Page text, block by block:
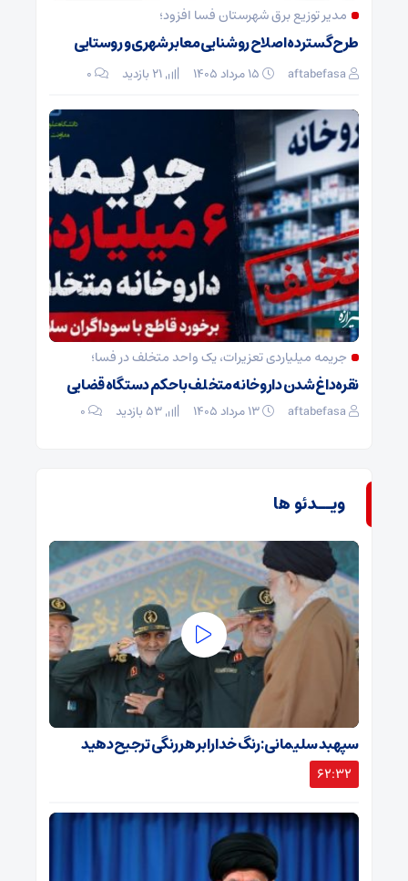
مدیر توزیع برق شهرستان فسا افزود؛
طرح گسترده اصلاح روشنایی معابر شهری و روستایی
aftabefasa ۰
جریمه میلیاردی تعزیرات، یک واحد متخلف در فسا؛
نقره‌داغ شدن داروخانه متخلف با حکم دستگاه قضایی
aftabefasa ۰
ویــدئو ها
سپهبد سلیمانی: رنگ خدا را بر هر رنگی ترجیح دهید
62:32